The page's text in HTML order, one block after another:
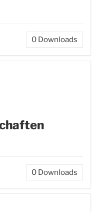
0 Downloads
0 Downloads